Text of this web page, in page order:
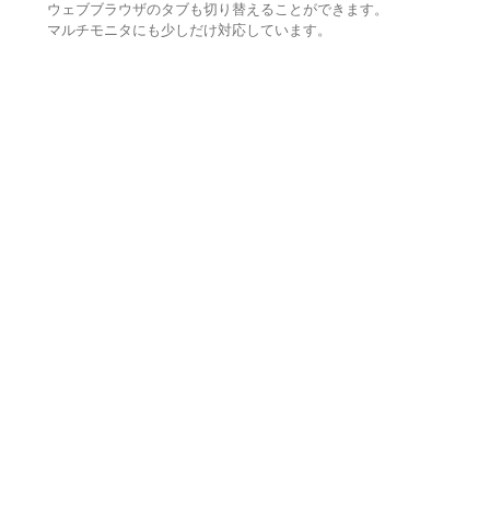
ウェブブラウザのタブも切り替えることができます。
マルチモニタにも少しだけ対応しています。